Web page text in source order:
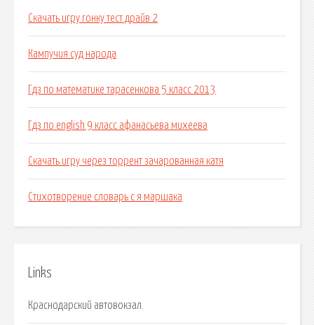
Скачать игру гонку тест драйв 2
Кампучия суд народа
Гдз по математике тарасенкова 5 класс 2013
Гдз по english 9 класс афанасьева михеева
Скачать игру через торрент зачарованная катя
Стихотворение словарь с я маршака
Links
Краснодарский автовокзал.